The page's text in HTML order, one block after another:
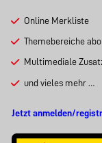
Online Merkliste
Themebereiche
Multimediale
und vieles mehr …
Jetzt anmelden/